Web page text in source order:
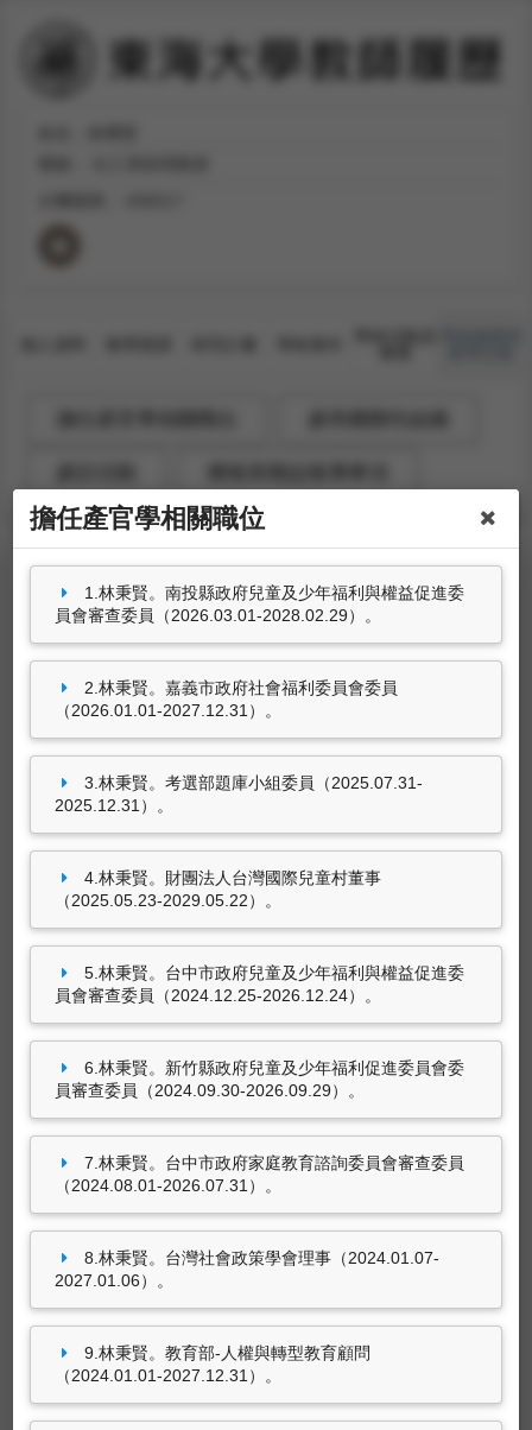
擔任產官學相關職位
20筆資料 more...
林秉賢。南投縣政府兒童及少年福利與權益促進
林秉賢。嘉義市政府社會福利委員會委員
（2026.01.01-2027.12.31）。
林秉賢。考選部題庫小組委員（2025.07.31-
2025.12.31）。
（2025.05.23-2029.05.22）。
林秉賢。台中市政府兒童及少年福利與權益促進
委員會審查委員（2024.12.25-2026.12.24）。
參與國際性組織
林秉賢。會員，American Educational Research
Association（2025.08.01-迄今）。
擔任產官學相關職位
1.林秉賢。南投縣政府兒童及少年福利與權益促進委
員會審查委員（2026.03.01-2028.02.29）。
2.林秉賢。嘉義市政府社會福利委員會委員
（2026.01.01-2027.12.31）。
3.林秉賢。考選部題庫小組委員（2025.07.31-
2025.12.31）。
4.林秉賢。財團法人台灣國際兒童村董事
（2025.05.23-2029.05.22）。
5.林秉賢。台中市政府兒童及少年福利與權益促進委
員會審查委員（2024.12.25-2026.12.24）。
6.林秉賢。新竹縣政府兒童及少年福利促進委員會委
員審查委員（2024.09.30-2026.09.29）。
7.林秉賢。台中市政府家庭教育諮詢委員會審查委員
（2024.08.01-2026.07.31）。
8.林秉賢。台灣社會政策學會理事（2024.01.07-
2027.01.06）。
9.林秉賢。教育部-人權與轉型教育顧問
（2024.01.01-2027.12.31）。